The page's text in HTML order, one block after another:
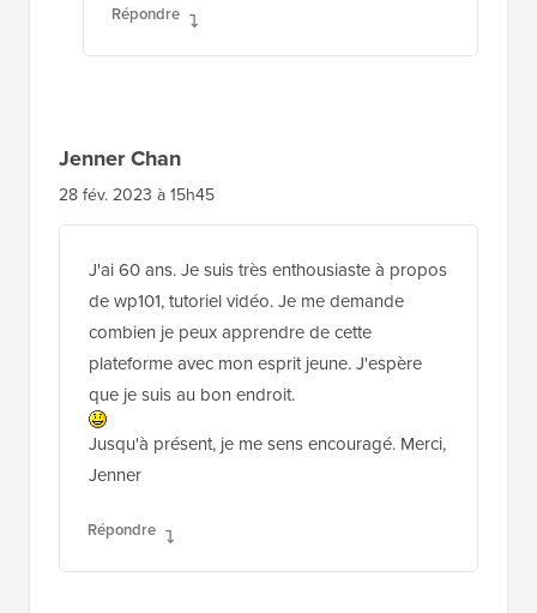
Répondre
Jenner Chan
28 fév. 2023 à 15h45
J'ai 60 ans. Je suis très enthousiaste à propos
de wp101, tutoriel vidéo. Je me demande
combien je peux apprendre de cette
plateforme avec mon esprit jeune. J'espère
que je suis au bon endroit.
Jusqu'à présent, je me sens encouragé. Merci,
Jenner
Répondre